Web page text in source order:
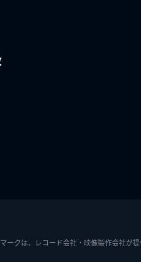
ークは、レコード会社・映像製作会社が